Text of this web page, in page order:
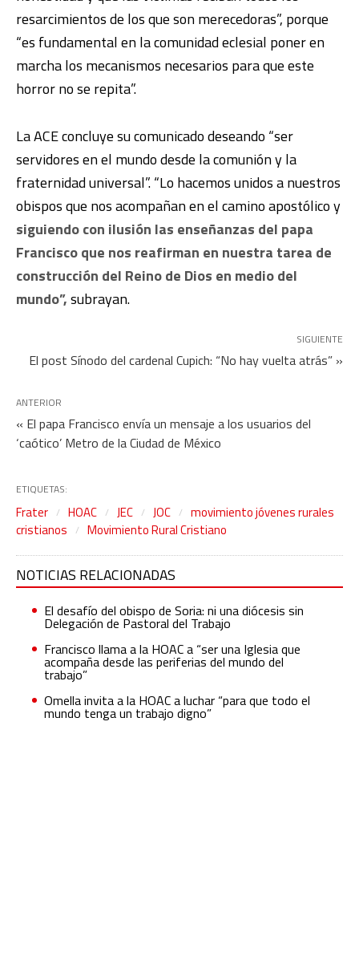
resarcimientos de los que son merecedoras”, porque
“es fundamental en la comunidad eclesial poner en
marcha los mecanismos necesarios para que este
horror no se repita”.
La ACE concluye su comunicado deseando “ser
servidores en el mundo desde la comunión y la
fraternidad universal”. “Lo hacemos unidos a nuestros
obispos que nos acompañan en el camino apostólico y
siguiendo con ilusión las enseñanzas del papa
Francisco que nos reafirman en nuestra tarea de
construcción del Reino de Dios en medio del
mundo”,subrayan.
SIGUIENTE
El post Sínodo del cardenal Cupich: “No hay vuelta atrás” »
ANTERIOR
« El papa Francisco envía un mensaje a los usuarios del
‘caótico’ Metro de la Ciudad de México
ETIQUETAS:
Frater HOAC JEC JOC
movimiento jóvenes rurales
cristianos
Movimiento Rural Cristiano
NOTICIAS RELACIONADAS
El desafío del obispo de Soria: ni una diócesis sin
Delegación de Pastoral del Trabajo
Francisco llama a la HOAC a “ser una Iglesia que
acompaña desde las periferias del mundo del
trabajo”
Omella invita a la HOAC a luchar “para que todo el
mundo tenga un trabajo digno”